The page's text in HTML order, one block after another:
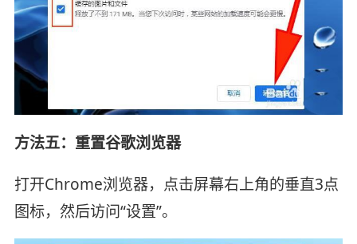
方法五：重置谷歌浏览器
打开Chrome浏览器，点击屏幕右上角的垂直3点
图标，然后访问“设置”。